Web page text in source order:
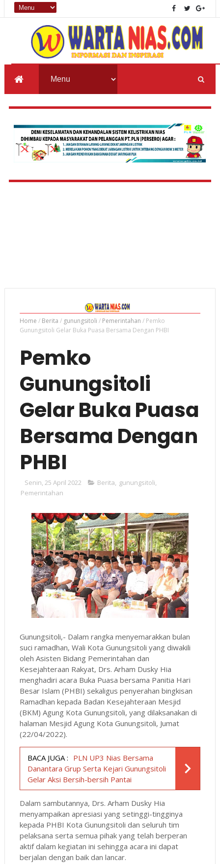
Home / Berita / gunungsitoli / Pemerintahan / Pemko
Gunungsitoli Gelar Buka Puasa Bersama Dengan PHBI
Pemko
Gunungsitoli
Gelar Buka Puasa
Bersama Dengan
PHBI
Senin, 25 April 2022 Berita, gunungsitoli,
Pemerintahan
Gunungsitoli,- Dalam rangka menyemarakkan bulan
suci ramadhan, Wali Kota Gunungsitoli yang diwakili
oleh Asisten Bidang Pemerintahan dan
Kesejahteraan Rakyat, Drs. Arham Dusky Hia
menghadiri acara Buka Puasa bersama Panitia Hari
Besar Islam (PHBI) sekaligus penyerahan bingkisan
Ramadhan kepada Badan Kesejahteraan Mesjid
(BKM) Agung Kota Gunungsitoli, yang dilaksanakan di
halaman Mesjid Agung Kota Gunungsitoli, Jumat
(22/04/2022).
BACA JUGA : PLN UP3 Nias Bersama
Danantara Grup Serta Kejari Gunungsitoli
Gelar Aksi Bersih-bersih Pantai
Dalam sambutannya, Drs. Arham Dusky Hia
menyampaikan apresiasi yang setinggi-tingginya
kepada PHBI Kota Gunungsitoli dan seluruh tim
pelaksana serta semua pihak yang telah berperan
aktif dalam kegiatan ini sehingga acara ini dapat
berjalan dengan baik dan lancar.